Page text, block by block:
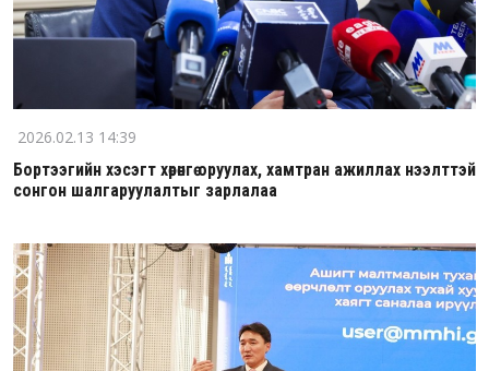
2026.02.13 14:39
Бортээгийн хэсэгт хөрөнгө оруулах, хамтран ажиллах нээлттэй
сонгон шалгаруулалтыг зарлалаа